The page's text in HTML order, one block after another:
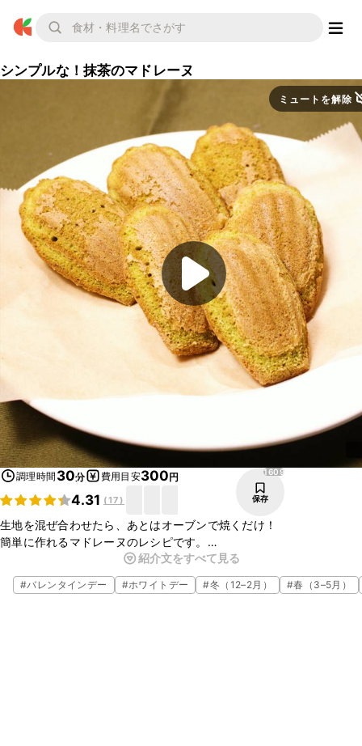
シンプルな！抹茶のマドレーヌ
ミュートを解除
調理時間 30分 費用目安300円
4.31 (17)
1609
保存
生地を混ぜ合わせたら、あとはオーブンで焼くだけ！
簡単に作れるマドレーヌのレシピです。
マドレーヌ生地に抹茶パウダーを混ぜて、見た目も緑の抹茶味にしま
した。
おやつやプレゼントにぴったりですよ。是非お試しください！
紹介文をすべて見る
#バレンタインデー #ホワイトデー #冬（12–2月） #春（3–5月）